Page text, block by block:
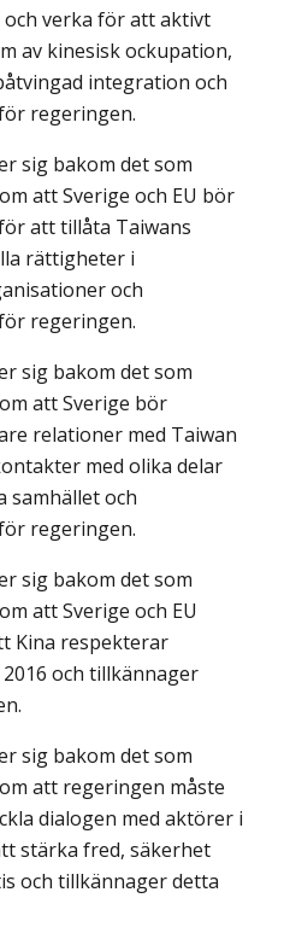
och verka för att aktivt
av kinesisk ockupation,
integration och
regeringen.
sig bakom det som
att Sverige och EU bör
att tillåta Taiwans
rättigheter i
och
regeringen.
sig bakom det som
att Sverige bör
relationer med Taiwan
med olika delar
samhället och
regeringen.
sig bakom det som
att Sverige och EU
Kina respekterar
och tillkännager
sig bakom det som
att regeringen måste
dialogen med aktörer i
stärka fred, säkerhet
och tillkännager detta